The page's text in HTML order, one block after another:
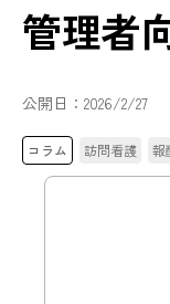
管理者
公開日： 2026/2/27
コラム 訪問看護 報